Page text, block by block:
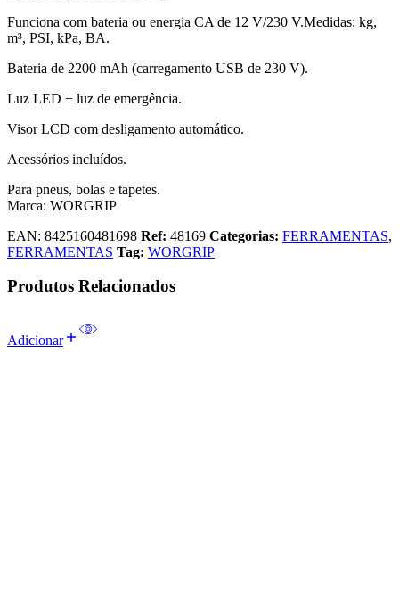
Funciona com bateria ou energia CA de 12 V/230 V.Medidas: kg,
m³, PSI, kPa, BA.
Bateria de 2200 mAh (carregamento USB de 230 V).
Luz LED + luz de emergência.
Visor LCD com desligamento automático.
Acessórios incluídos.
Para pneus, bolas e tapetes.
Marca: WORGRIP
EAN: 8425160481698 Ref: 48169 Categorias: FERRAMENTAS,
FERRAMENTAS Tag: WORGRIP
Produtos Relacionados
Adicionar